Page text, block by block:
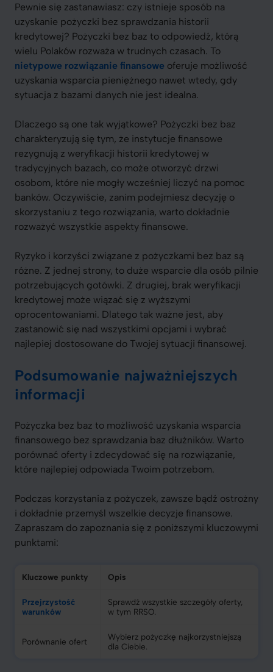
Pewnie się zastanawiasz: czy istnieje sposób na
uzyskanie pożyczki bez sprawdzania historii
kredytowej? Pożyczki bez baz to odpowiedź, którą
wielu Polaków rozważa w trudnych czasach. To
nietypowe rozwiązanie finansowe oferuje możliwość
uzyskania wsparcia pieniężnego nawet wtedy, gdy
sytuacja z bazami danych nie jest idealna.
Dlaczego są one tak wyjątkowe? Pożyczki bez baz
charakteryzują się tym, że instytucje finansowe
rezygnują z weryfikacji historii kredytowej w
tradycyjnych bazach, co może otworzyć drzwi
osobom, które nie mogły wcześniej liczyć na pomoc
banków. Oczywiście, zanim podejmiesz decyzję o
skorzystaniu z tego rozwiązania, warto dokładnie
rozważyć wszystkie aspekty finansowe.
Ryzyko i korzyści związane z pożyczkami bez baz są
różne. Z jednej strony, to duże wsparcie dla osób pilnie
potrzebujących gotówki. Z drugiej, brak weryfikacji
kredytowej może wiązać się z wyższymi
oprocentowaniami. Dlatego tak ważne jest, aby
zastanowić się nad wszystkimi opcjami i wybrać
najlepiej dostosowane do Twojej sytuacji finansowej.
Podsumowanie najważniejszych
informacji
Pożyczka bez baz to możliwość uzyskania wsparcia
finansowego bez sprawdzania baz dłużników. Warto
porównać oferty i zdecydować się na rozwiązanie,
które najlepiej odpowiada Twoim potrzebom.
Podczas korzystania z pożyczek, zawsze bądź ostrożny
i dokładnie przemyśl wszelkie decyzje finansowe.
Zapraszam do zapoznania się z poniższymi kluczowymi
punktami:
Kluczowe punkty Opis
Przejrzystość
warunków
Sprawdź wszystkie szczegóły oferty,
w tym RRSO.
Porównanie ofert
Wybierz pożyczkę najkorzystniejszą
dla Ciebie.